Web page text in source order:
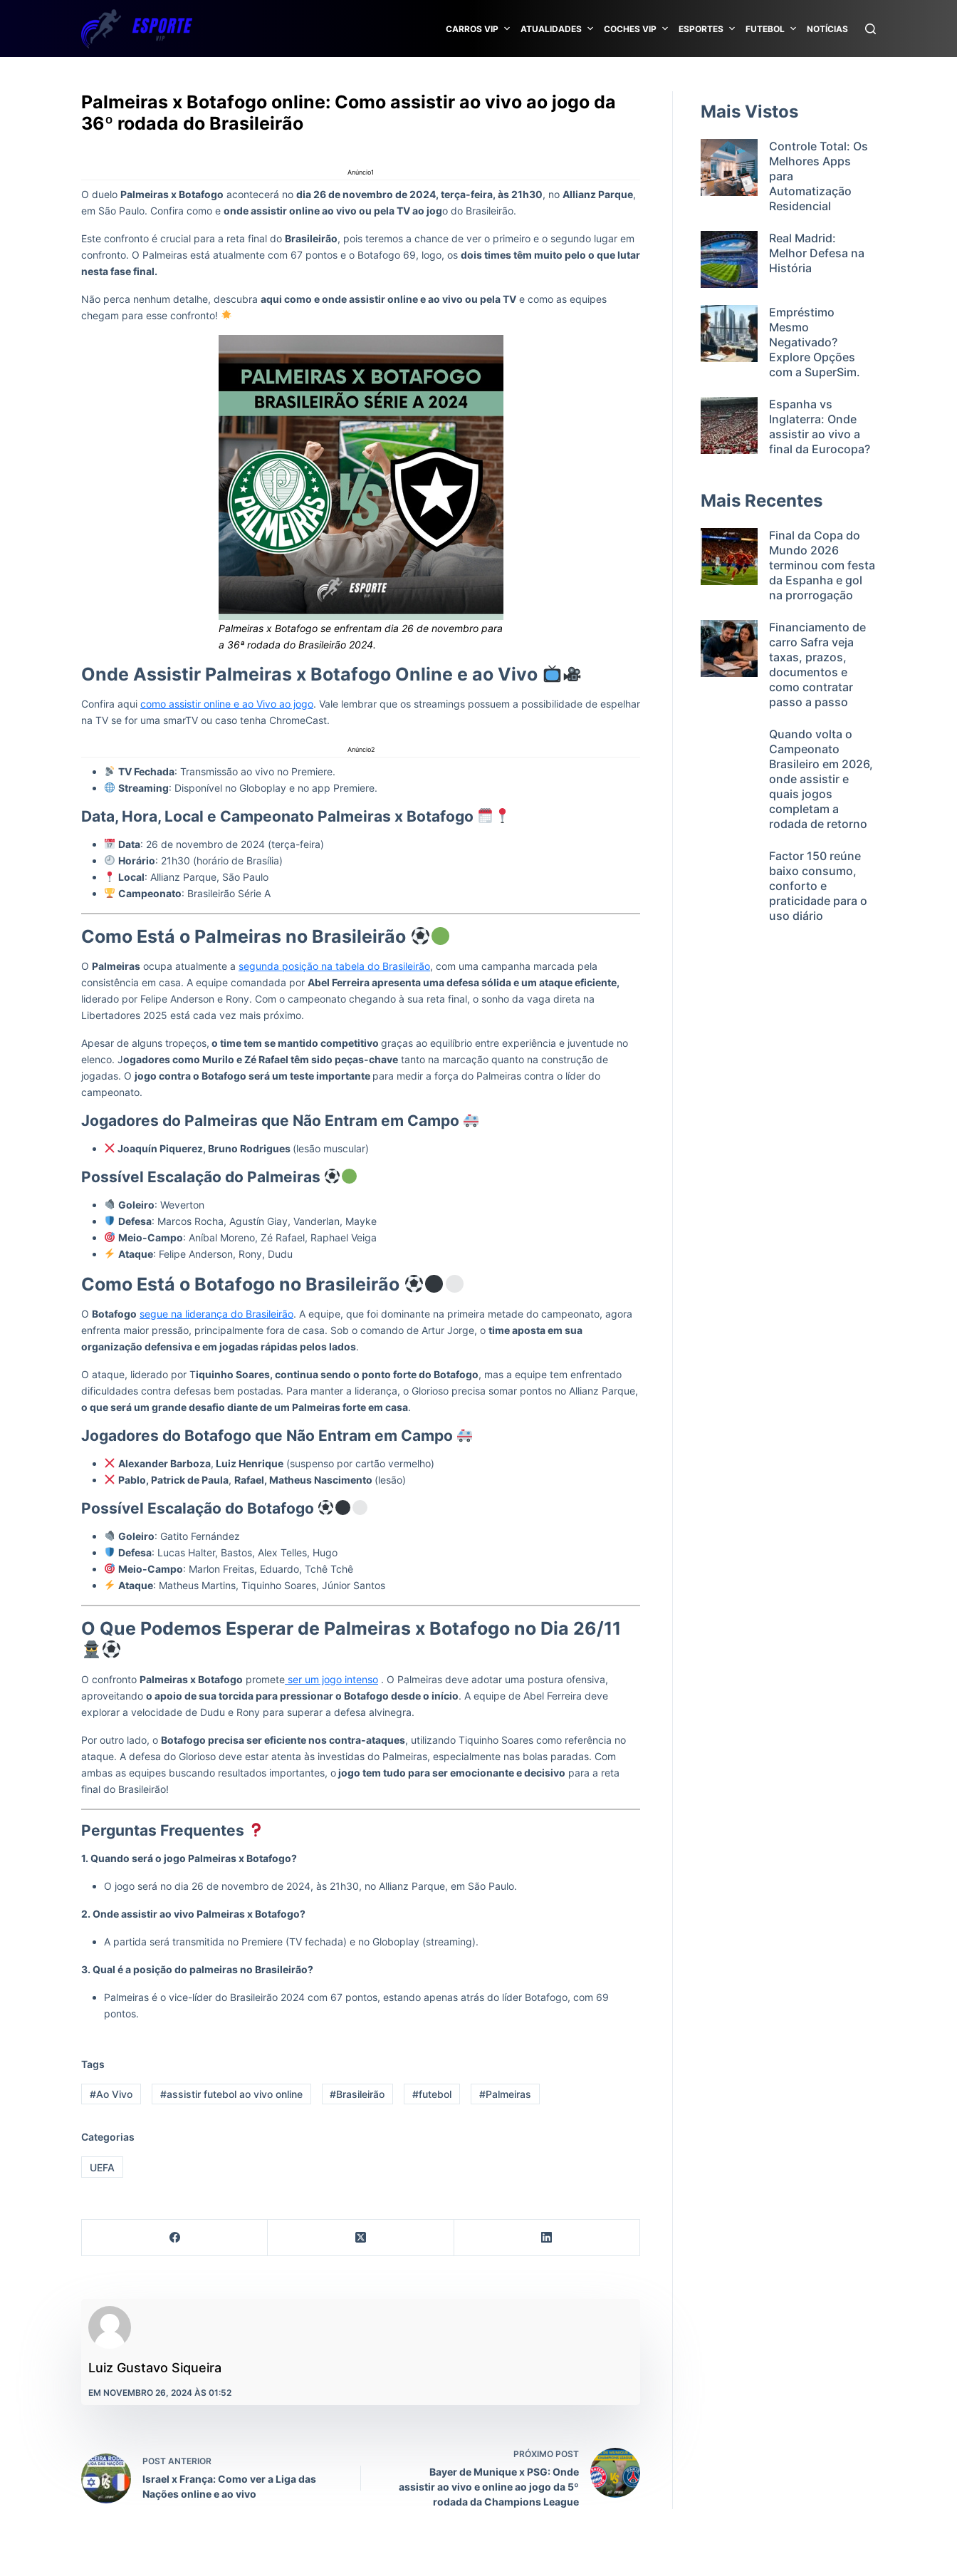
CARROS VIP ATUALIDADES COCHES VIP ESPORTES FUTEBOL NOTÍCIAS
Palmeiras x Botafogo online: Como assistir ao vivo ao jogo da
36º rodada do Brasileirão
Anúncio1
O duelo Palmeiras x Botafogo acontecerá no dia 26 de novembro de 2024, terça-feira, às 21h30, no Allianz Parque,
em São Paulo. Confira como e onde assistir online ao vivo ou pela TV ao jogo do Brasileirão.
Este confronto é crucial para a reta final do Brasileirão, pois teremos a chance de ver o primeiro e o segundo lugar em
confronto. O Palmeiras está atualmente com 67 pontos e o Botafogo 69, logo, os dois times têm muito pelo o que lutar
nesta fase final.
Não perca nenhum detalhe, descubra aqui como e onde assistir online e ao vivo ou pela TV e como as equipes
chegam para esse confronto!
Palmeiras x Botafogo se enfrentam dia 26 de novembro para
a 36ª rodada do Brasileirão 2024.
Onde Assistir Palmeiras x Botafogo Online e ao Vivo
Confira aqui como assistir online e ao Vivo ao jogo. Vale lembrar que os streamings possuem a possibilidade de espelhar
na TV se for uma smarTV ou caso tenha ChromeCast.
Anúncio2
TV Fechada: Transmissão ao vivo no Premiere.
Streaming: Disponível no Globoplay e no app Premiere.
Data, Hora, Local e Campeonato Palmeiras x Botafogo
Data: 26 de novembro de 2024 (terça-feira)
Horário: 21h30 (horário de Brasília)
Local: Allianz Parque, São Paulo
Campeonato: Brasileirão Série A
Como Está o Palmeiras no Brasileirão
O Palmeiras ocupa atualmente a segunda posição na tabela do Brasileirão, com uma campanha marcada pela
consistência em casa. A equipe comandada por Abel Ferreira apresenta uma defesa sólida e um ataque eficiente,
liderado por Felipe Anderson e Rony. Com o campeonato chegando à sua reta final, o sonho da vaga direta na
Libertadores 2025 está cada vez mais próximo.
Apesar de alguns tropeços, o time tem se mantido competitivo graças ao equilíbrio entre experiência e juventude no
elenco. Jogadores como Murilo e Zé Rafael têm sido peças-chave tanto na marcação quanto na construção de
jogadas. O jogo contra o Botafogo será um teste importante para medir a força do Palmeiras contra o líder do
campeonato.
Jogadores do Palmeiras que Não Entram em Campo
Joaquín Piquerez, Bruno Rodrigues (lesão muscular)
Possível Escalação do Palmeiras
Goleiro: Weverton
Defesa: Marcos Rocha, Agustín Giay, Vanderlan, Mayke
Meio-Campo: Aníbal Moreno, Zé Rafael, Raphael Veiga
Ataque: Felipe Anderson, Rony, Dudu
Como Está o Botafogo no Brasileirão
O Botafogo segue na liderança do Brasileirão. A equipe, que foi dominante na primeira metade do campeonato, agora
enfrenta maior pressão, principalmente fora de casa. Sob o comando de Artur Jorge, o time aposta em sua
organização defensiva e em jogadas rápidas pelos lados.
O ataque, liderado por Tiquinho Soares, continua sendo o ponto forte do Botafogo, mas a equipe tem enfrentado
dificuldades contra defesas bem postadas. Para manter a liderança, o Glorioso precisa somar pontos no Allianz Parque,
o que será um grande desafio diante de um Palmeiras forte em casa.
Jogadores do Botafogo que Não Entram em Campo
Alexander Barboza, Luiz Henrique(suspenso por cartão vermelho)
Pablo, Patrick de Paula, Rafael, Matheus Nascimento (lesão)
Possível Escalação do Botafogo
Goleiro: Gatito Fernández
Defesa: Lucas Halter, Bastos, Alex Telles, Hugo
Meio-Campo: Marlon Freitas, Eduardo, Tchê Tchê
Ataque: Matheus Martins, Tiquinho Soares, Júnior Santos
O Que Podemos Esperar de Palmeiras x Botafogo no Dia 26/11
O confronto Palmeiras x Botafogo promete ser um jogo intenso . O Palmeiras deve adotar uma postura ofensiva,
aproveitando o apoio de sua torcida para pressionar o Botafogo desde o início. A equipe de Abel Ferreira deve
explorar a velocidade de Dudu e Rony para superar a defesa alvinegra.
Por outro lado, o Botafogo precisa ser eficiente nos contra-ataques, utilizando Tiquinho Soares como referência no
ataque. A defesa do Glorioso deve estar atenta às investidas do Palmeiras, especialmente nas bolas paradas. Com
ambas as equipes buscando resultados importantes, ojogo tem tudo para ser emocionante e decisivo para a reta
final do Brasileirão!
Perguntas Frequentes
1. Quando será o jogo Palmeiras x Botafogo?
O jogo será no dia 26 de novembro de 2024, às 21h30, no Allianz Parque, em São Paulo.
2. Onde assistir ao vivo Palmeiras x Botafogo?
A partida será transmitida no Premiere (TV fechada) e no Globoplay (streaming).
3. Qual é a posição do palmeiras no Brasileirão?
Palmeiras é o vice-líder do Brasileirão 2024 com 67 pontos, estando apenas atrás do líder Botafogo, com 69
pontos.
Tags
#Ao Vivo #assistir futebol ao vivo online #Brasileirão #futebol #Palmeiras
Categorias
UEFA
Luiz Gustavo Siqueira
EM NOVEMBRO 26, 2024 ÀS 01:52
POST ANTERIOR
Israel x França: Como ver a Liga das
Nações online e ao vivo
PRÓXIMO POST
Bayer de Munique x PSG: Onde
assistir ao vivo e online ao jogo da 5º
rodada da Champions League
Mais Vistos
Controle Total: Os
Melhores Apps
para
Automatização
Residencial
Real Madrid:
Melhor Defesa na
História
Empréstimo
Mesmo
Negativado?
Explore Opções
com a SuperSim.
Espanha vs
Inglaterra: Onde
assistir ao vivo a
final da Eurocopa?
Mais Recentes
Final da Copa do
Mundo 2026
terminou com festa
da Espanha e gol
na prorrogação
Financiamento de
carro Safra veja
taxas, prazos,
documentos e
como contratar
passo a passo
Quando volta o
Campeonato
Brasileiro em 2026,
onde assistir e
quais jogos
completam a
rodada de retorno
Factor 150 reúne
baixo consumo,
conforto e
praticidade para o
uso diário